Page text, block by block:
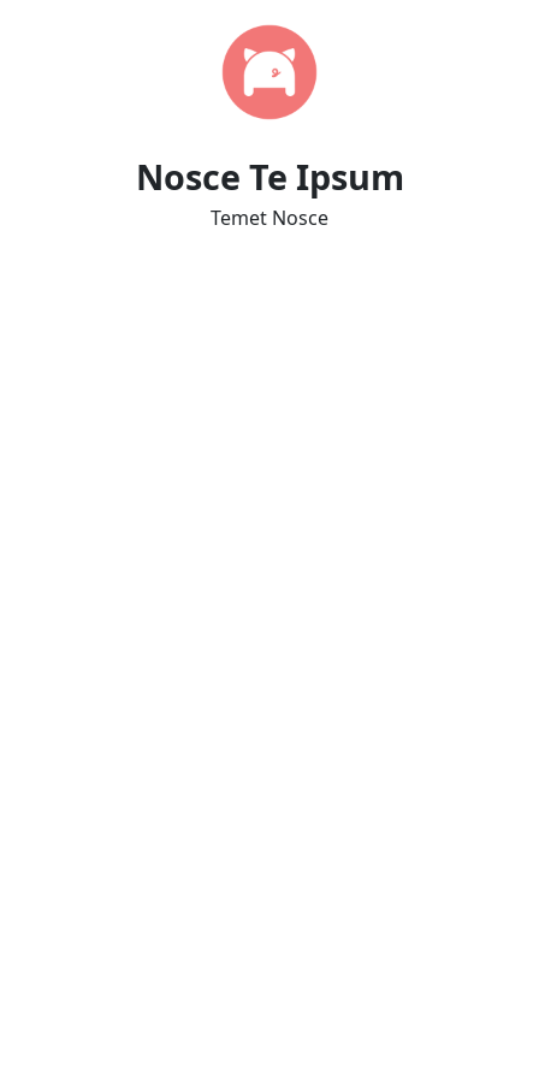
Nosce Te Ipsum
Temet Nosce